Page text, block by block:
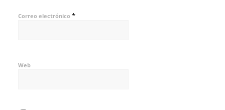
Correo electrónico *
Web